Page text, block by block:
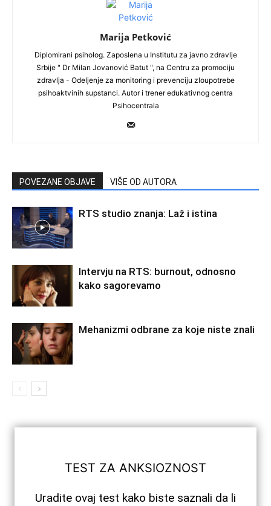
Marija Petković
Diplomirani psiholog. Zaposlena u Institutu za javno zdravlje
Srbije " Dr Milan Jovanović Batut ", na Centru za promociju
zdravlja - Odeljenje za monitoring i prevenciju zloupotrebe
psihoaktvinih supstanci. Autor i trener edukativnog centra
Psihocentrala
POVEZANE OBJAVE VIŠE OD AUTORA
RTS studio znanja: Laž i istina
Intervju na RTS: burnout, odnosno
kako sagorevamo
Mehanizmi odbrane za koje niste znali
TEST ZA ANKSIOZNOST
Uradite ovaj test kako biste saznali da li